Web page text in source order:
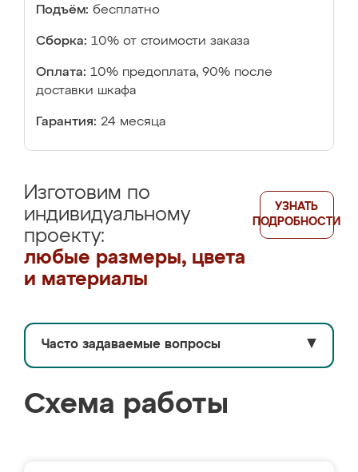
Подъём: бесплатно
Сборка: 10% от стоимости заказа
Оплата: 10% предоплата, 90% после
доставки шкафа
Гарантия: 24 месяца
Изготовим по
индивидуальному
проекту:
любые размеры, цвета
и материалы
УЗНАТЬ
ПОДРОБНОСТИ
Часто задаваемые вопросы ▼
Схема работы